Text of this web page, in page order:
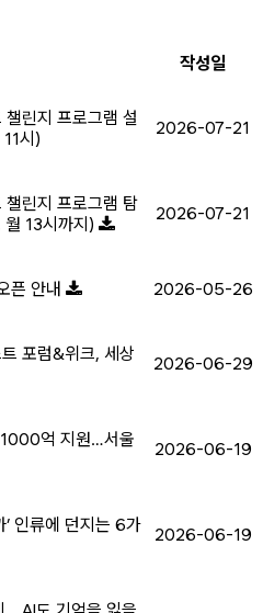
작성일
린지 프로그램 설
시)
2026-07-21
린지 프로그램 탐
13시까지)
2026-07-21
픈 안내
2026-05-26
포럼&위크, 세상
2026-06-29
1000억 지원…서울
2026-06-19
인류에 던지는 6가
2026-06-19